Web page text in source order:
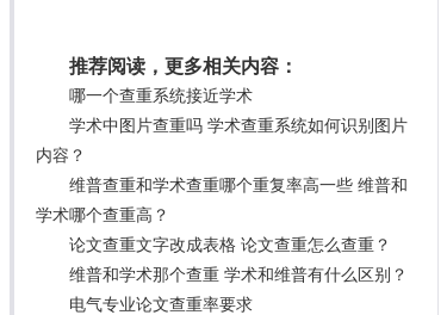
推荐阅读，更多相关内容：
哪一个查重系统接近学术
学术中图片查重吗 学术查重系统如何识别图片
内容？
维普查重和学术查重哪个重复率高一些 维普和
学术哪个查重高？
论文查重文字改成表格 论文查重怎么查重？
维普和学术那个查重 学术和维普有什么区别？
电气专业论文查重率要求